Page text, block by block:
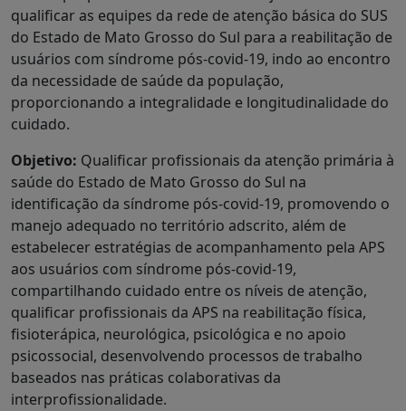
qualificar as equipes da rede de atenção básica do SUS
do Estado de Mato Grosso do Sul para a reabilitação de
usuários com síndrome pós-covid-19, indo ao encontro
da necessidade de saúde da população,
proporcionando a integralidade e longitudinalidade do
cuidado.
Objetivo: Qualificar profissionais da atenção primária à
saúde do Estado de Mato Grosso do Sul na
identificação da síndrome pós-covid-19, promovendo o
manejo adequado no território adscrito, além de
estabelecer estratégias de acompanhamento pela APS
aos usuários com síndrome pós-covid-19,
compartilhando cuidado entre os níveis de atenção,
qualificar profissionais da APS na reabilitação física,
fisioterápica, neurológica, psicológica e no apoio
psicossocial, desenvolvendo processos de trabalho
baseados nas práticas colaborativas da
interprofissionalidade.